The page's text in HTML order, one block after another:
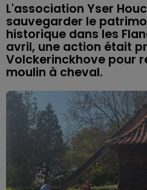
L'association Yser
sauvegarder le
historique dans les
avril, une action était
Volckerinckhove pour
moulin à cheval.